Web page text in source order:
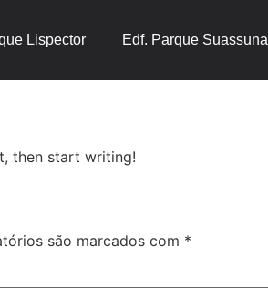
Lispector Edf. Parque Suassuna
then start writing!
são marcados com *